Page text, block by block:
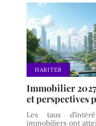
HABITER
Immobilier
et perspectives
Les taux
immobiliers ont